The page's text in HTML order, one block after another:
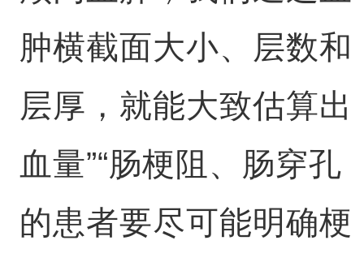
肿横截面大小、层数和
层厚，就能大致估算出
血量”“肠梗阻、肠穿孔
的患者要尽可能明确梗